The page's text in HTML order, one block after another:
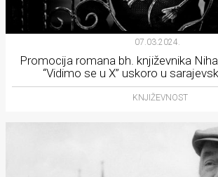
07.03.2024.
Promocija romana bh. književnika
“Vidimo se u X” uskoro u
KNJIŽEVNOST